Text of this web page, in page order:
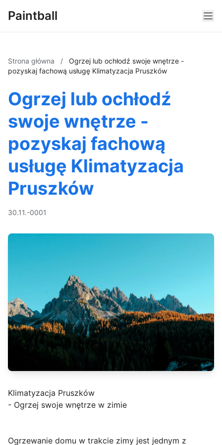
Paintball
Strona główna /
Ogrzej lub ochłodź swoje wnętrze -
pozyskaj fachową usługę Klimatyzacja Pruszków
Ogrzej lub ochłodź
swoje wnętrze -
pozyskaj fachową
usługę Klimatyzacja
Pruszków
30.11.-0001
Klimatyzacja Pruszków
- Ogrzej swoje wnętrze w zimie
Ogrzewanie domu w trakcie zimy jest jednym z